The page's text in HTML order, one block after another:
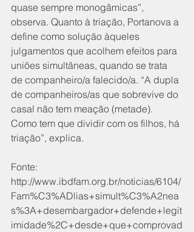
quase sempre monogâmicas”,
observa. Quanto à triação, Portanova a
define como solução àqueles
julgamentos que acolhem efeitos para
uniões simultâneas, quando se trata
de companheiro/a falecido/a. “A dupla
de companheiros/as que sobrevive do
casal não tem meação (metade).
Como tem que dividir com os filhos, há
triação”, explica.
Fonte:
http://www.ibdfam.org.br/noticias/6104/
Fam%C3%ADlias+simult%C3%A2nea
s%3A+desembargador+defende+legit
imidade%2C+desde+que+comprovad